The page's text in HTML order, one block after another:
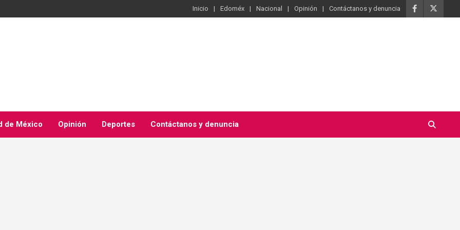
Inicio Edoméx Nacional Opinión Contáctanos y denuncia
de México Opinión Deportes Contáctanos y denuncia